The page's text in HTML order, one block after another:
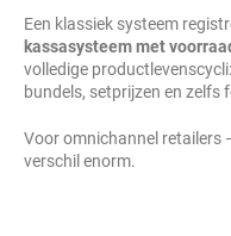
Een klassiek systeem
kassasysteem met
volledige
bundels, setprijzen en zelfs
Voor omnichannel retailers
verschil enorm.